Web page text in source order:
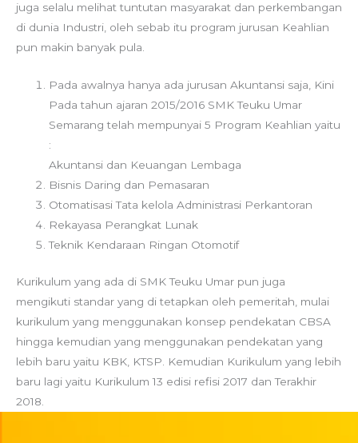
juga selalu melihat tuntutan masyarakat dan perkembangan
di dunia Industri, oleh sebab itu program jurusan Keahlian
pun makin banyak pula.
Pada awalnya hanya ada jurusan Akuntansi saja, Kini
Pada tahun ajaran 2015/2016 SMK Teuku Umar
Semarang telah mempunyai 5 Program Keahlian yaitu
:
Akuntansi dan Keuangan Lembaga
Bisnis Daring dan Pemasaran
Otomatisasi Tata kelola Administrasi Perkantoran
Rekayasa Perangkat Lunak
Teknik Kendaraan Ringan Otomotif
Kurikulum yang ada di SMK Teuku Umar pun juga
mengikuti standar yang di tetapkan oleh pemeritah, mulai
kurikulum yang menggunakan konsep pendekatan CBSA
hingga kemudian yang menggunakan pendekatan yang
lebih baru yaitu KBK, KTSP. Kemudian Kurikulum yang lebih
baru lagi yaitu Kurikulum 13 edisi refisi 2017 dan Terakhir
2018.